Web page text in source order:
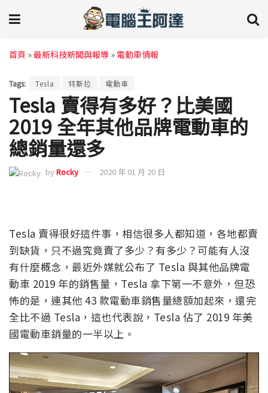
首頁 »最新科技新聞與報導 » 電動車情報
Tags: Tesla 特斯拉 電動車
Tesla 賣得有多好？比美國
2019 全年其他品牌電動車的
總銷量還多
byRocky 2020 年 01 月 20 日
Tesla 賣得很好這件事，相信很多人都知道，各地都賣
到缺貨，只不過究竟賣了多少？有多少？可能有人沒
有什麼概念，最近外媒就公布了 Tesla 與其他品牌電
動車 2019 年的銷售量，Tesla 拿下第一不意外，但恐
怖的是，連其他 43 款電動車銷售量總額加起來，還完
全比不過 Tesla，這也代表說，Tesla 佔了 2019 年美
國電動車銷量的一半以上。